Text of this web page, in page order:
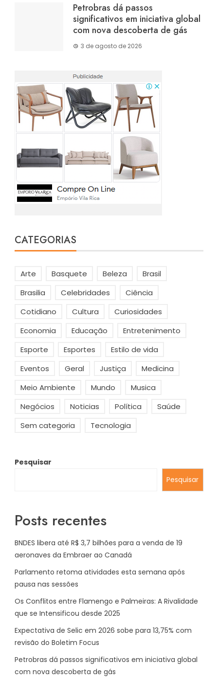
Petrobras dá passos
significativos em iniciativa global
com nova descoberta de gás
3 de agosto de 2026
CATEGORIAS
Arte Basquete Beleza
Brasil
Brasilia
Celebridades
Ciência
Cotidiano
Cultura
Curiosidades
Economia
Educação
Entretenimento
Esporte
Esportes
Estilo de vida
Eventos
Geral Justiça
Medicina
Meio Ambiente
Mundo
Musica
Negócios
Noticias Política
Saúde
Sem categoria
Tecnologia
Pesquisar
Pesquisar
Posts recentes
BNDES libera até R$ 3,7 bilhões para a venda de 19
aeronaves da Embraer ao Canadá
Parlamento retoma atividades esta semana após
pausa nas sessões
Os Conflitos entre Flamengo e Palmeiras: A Rivalidade
que se Intensificou desde 2025
Expectativa de Selic em 2026 sobe para 13,75% com
revisão do Boletim Focus
Petrobras dá passos significativos em iniciativa global
com nova descoberta de gás